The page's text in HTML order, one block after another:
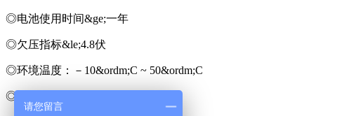
◎电池使用时间&ge;一年
◎欠压指标&le;4.8伏
◎环境温度：－10&ordm;C ~ 50&ordm;C
◎工作湿度：RH93%
请您留言